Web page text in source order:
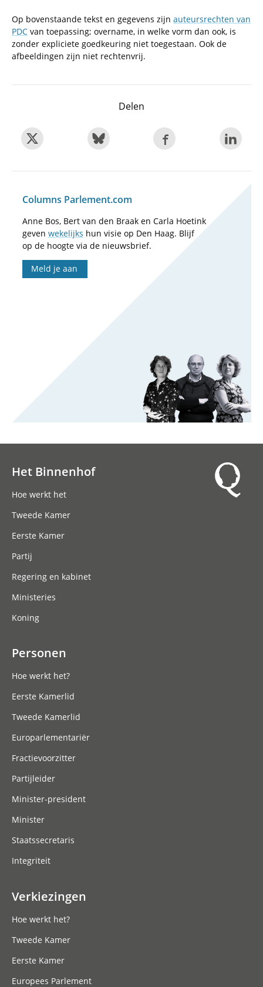
Op bovenstaande tekst en gegevens zijn auteursrechten van
PDC van toepassing; overname, in welke vorm dan ook, is
zonder expliciete goedkeuring niet toegestaan. Ook de
afbeeldingen zijn niet rechtenvrij.
Delen
Columns Parlement.com
Anne Bos, Bert van den Braak en Carla Hoetink
geven wekelijks hun visie op Den Haag. Blijf
op de hoogte via de nieuwsbrief.
Meld je aan
Het Binnenhof
Hoe werkt het
Tweede Kamer
Eerste Kamer
Partij
Regering en kabinet
Ministeries
Koning
Personen
Hoe werkt het?
Eerste Kamerlid
Tweede Kamerlid
Europarlementariër
Fractievoorzitter
Partijleider
Minister-president
Minister
Staatssecretaris
Integriteit
Verkiezingen
Hoe werkt het?
Tweede Kamer
Eerste Kamer
Europees Parlement